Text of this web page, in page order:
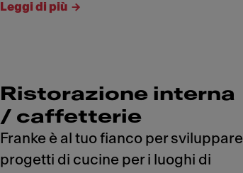
Leggi di più
Ristorazione interna
/ caffetterie
Franke è al tuo fianco per sviluppare
progetti di cucine per i luoghi di